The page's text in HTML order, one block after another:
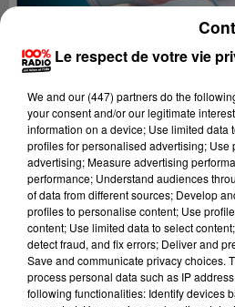
Lecture (2 min 22 sec)
Le respect de votre vie
We and our (447) partnersdo the
your consent and/or our legitimate
information on a device; Use limited data
profiles for personalised advertising; Use
advertising; Measure advertising
performance; Understand audiences
of data from different sources; Develop
profiles to personalise content; Use
content; Use limited data to select
detect fraud, and fix errors; Deliver and
Save and communicate privacy choices.
process personal data such as IP
following functionalities: Identify devices